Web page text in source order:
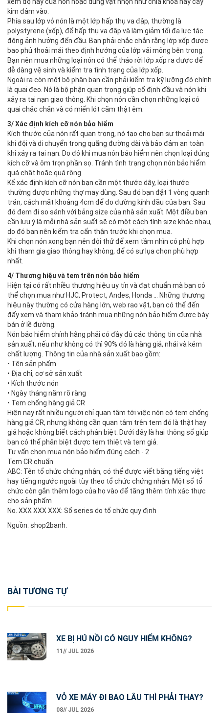
kim đâm vào.
Phía sau lớp vỏ nón là một lớp hấp thụ va đập, thường là
polystyrene (xốp), để hấp thụ va đập và làm giảm tối đa lực tác
động ảnh hưởng đến đầu. Bạn phải chắc chắn rằng lớp xốp được
bao phủ thoải mái theo định hướng của lớp vải mỏng bên trong.
Bạn nên mua những loại nón có thể tháo rời lớp xốp ra được để
dễ dàng vệ sinh và kiểm tra tình trạng của lớp xốp.
Ngoài ra còn một bộ phận bạn cần phải kiểm tra kỹ lưỡng đó chính
là quai đeo. Nó là bộ phận quan trọng giúp cố định đầu và nón khi
xảy ra tai nạn giao thông. Khi chọn nón cần chọn những loại có
quai chắc chắn và có miến lót cằm thật êm.
3/ Xác định kích cỡ nón bảo hiểm
Kích thước của nón rất quan trọng, nó tạo cho bạn sự thoải mái
khi đội và di chuyển trong quãng đường dài và bảo đảm an toàn
khi xảy ra tai nạn. Do đó khi mua nón bảo hiểm nên chọn loại đúng
kích cỡ và ôm trọn phần sọ. Tránh tình trạng chọn nón bảo hiểm
quá chật hoặc quá rộng.
Kể xác định kích cỡ nón bạn cần một thước dây, loại thước
thường được những thợ may dùng. Sau đó bạn đặt 1 vòng quanh
trán, cách mắt khoảng 4cm để đo đường kính đầu của bạn. Sau
đó đem đi so sánh với bảng size của nhà sản xuất. Một điều bạn
cần lưu ý là mỗi nhà sản suất sẽ có một cách tính size khác nhau,
do đó bạn nên kiểm tra cẩn thận trước khi chọn mua.
Khi chọn nón xong bạn nên đội thử để xem tầm nhìn có phù hợp
khi tham gia giao thông hay không, để có sự lụa chọn phù hợp
nhất.
4/ Thương hiệu và tem trên nón bảo hiểm
Hiện tại có rất nhiều thương hiệu uy tín và đạt chuẩn mà bạn có
thể chọn mua như HJC, Protect, Andes, Honda … Những thương
hiệu này thường có cửa hàng lớn, web rao vặt, bạn có thể đến
đấy xem và tham khảo tránh mua những nón bảo hiểm được bày
bán ở lề đường.
Nón bảo hiểm chính hãng phải có đầy đủ các thông tin của nhà
sản xuất, nếu như không có thì 90% đó là hàng giả, nhái và kém
chất lượng. Thông tin của nhà sản xuất bao gồm:
• Tên sản phẩm
• Địa chỉ, cơ sở sản xuất
• Kích thước nón
• Ngày tháng năm rõ ràng
• Tem chống hàng giả CR
Hiện nay rất nhiều người chỉ quan tâm tới việc nón có tem chống
hàng giả CR, nhưng không cần quan tâm trên tem đó là thật hay
giả hoặc không biết cách phân biệt. Dưới đây là hai thông số giúp
bạn có thể phân biệt được tem thiệt và tem giả.
Tư vấn chọn mua nón bảo hiểm đúng cách - 2
Tem CR chuẩn
ABC: Tên tổ chức chứng nhận, có thể được viết bằng tiếng việt
hay tiếng ngước ngoài tùy theo tổ chức chứng nhận. Một số tổ
chức còn gắn thêm logo của họ vào để tăng thêm tính xác thực
cho sản phẩm
No. XXX XXX XXX: Số series do tổ chức quy định
Nguồn: shop2banh.
Post
navigation
BÀI TƯƠNG TỰ
XE BỊ HÚ NỒI CÓ NGUY HIỂM KHÔNG?
11// JUL 2026
VỎ XE MÁY ĐI BAO LÂU THÌ PHẢI THAY?
08// JUL 2026